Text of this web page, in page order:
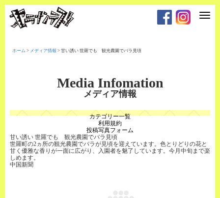
T
o
n
ホーム > メディア情報 > 甘い誘い 世羅でも 観光農園でバラ見頃
Media Infomation
メディア情報
カテゴリー一覧
利用規約
投稿写真フォーム
甘い誘い 世羅でも 観光農園でバラ見頃
世羅町の2ヵ所の観光農園でバラが見頃を迎えています。色とりどりの花と
甘く優雅な香りが一面に広がり、入園者を魅了しています。今月中旬まで楽
しめます。
中国新聞